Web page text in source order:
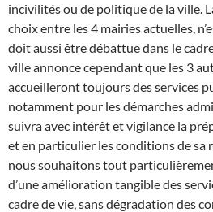
incivilités ou de politique de la ville.
choix entre les 4 mairies actuelles,
doit aussi être débattue dans le
ville annonce cependant que les 3
accueilleront toujours des services
notamment pour les démarches
suivra avec intérêt et vigilance la
et en particulier les conditions de sa
nous souhaitons tout
d’une amélioration tangible des
cadre de vie, sans dégradation des